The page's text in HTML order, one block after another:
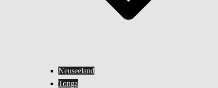
Neuseeland
Tonga